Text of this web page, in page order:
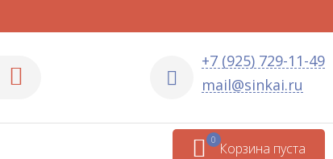
+7 (925) 729-11-49
mail@sinkai.ru
Корзина пуста
0